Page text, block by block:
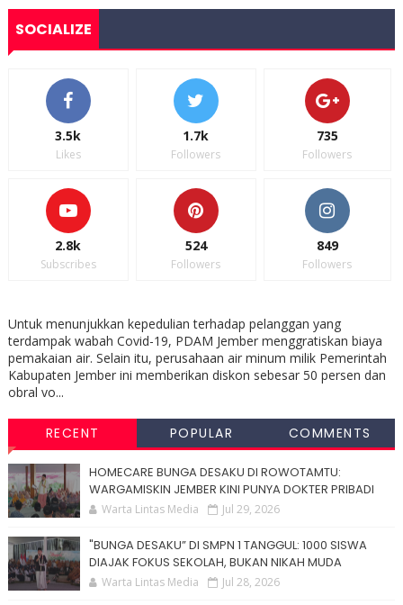
SOCIALIZE
3.5k
Likes
1.7k
Followers
735
Followers
2.8k
Subscribes
524
Followers
849
Followers
Untuk menunjukkan kepedulian terhadap pelanggan yang
terdampak wabah Covid-19, PDAM Jember menggratiskan biaya
pemakaian air. Selain itu, perusahaan air minum milik Pemerintah
Kabupaten Jember ini memberikan diskon sebesar 50 persen dan
obral vo...
RECENT POPULAR COMMENTS
HOMECARE BUNGA DESAKU DI ROWOTAMTU:
WARGAMISKIN JEMBER KINI PUNYA DOKTER PRIBADI
Warta Lintas Media Jul 29, 2026
"BUNGA DESAKU” DI SMPN 1 TANGGUL: 1000 SISWA
DIAJAK FOKUS SEKOLAH, BUKAN NIKAH MUDA
Warta Lintas Media Jul 28, 2026